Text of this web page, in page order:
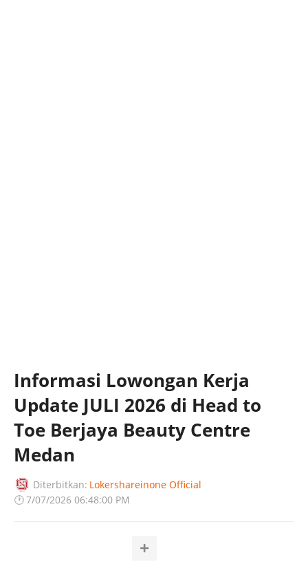
Informasi Lowongan Kerja
Update JULI 2026 di Head to
Toe Berjaya Beauty Centre
Medan
Diterbitkan: Lokershareinone Official
🕐7/07/2026 06:48:00 PM